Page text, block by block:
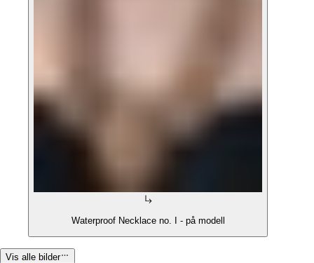
Waterproof Necklace no. I - på modell
Vis alle bilder